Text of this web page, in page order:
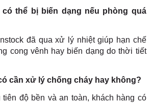
thể bị biến dạng nếu phòng quá
đã qua xử lý nhiệt giúp hạn chế
cong vênh hay biến dạng do thời tiết
cần xử lý chống cháy hay không?
tiên độ bền và an toàn, khách hàng có